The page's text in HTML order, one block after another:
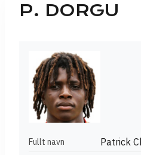
P. DORGU
Fullt navn Patrick